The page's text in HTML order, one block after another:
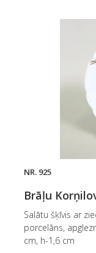
NR. 925
Brāļu
Salātu šķīvis ar
porcelāns,
cm, h-1,6 cm